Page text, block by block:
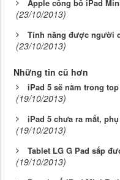
Apple công bố iPad
(23/10/2013)
Tính năng được người
(23/10/2013)
Những tin cũ hơn
iPad 5 sẽ nằm trong
(19/10/2013)
iPad 5 chưa ra mắt,
(19/10/2013)
Tablet LG G Pad sắp
(19/10/2013)